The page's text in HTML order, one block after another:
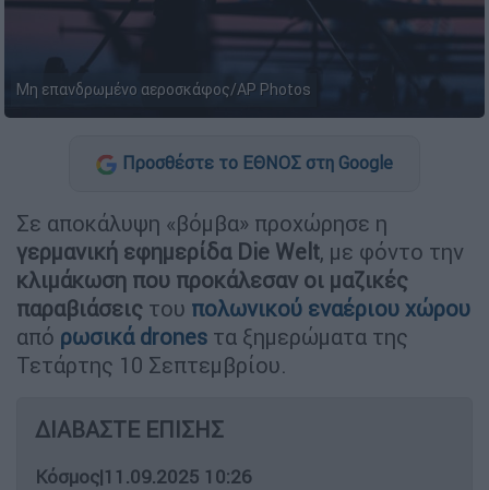
Μη επανδρωμένο αεροσκάφος/AP Photos
Προσθέστε το ΕΘΝΟΣ στη Google
Σε αποκάλυψη «βόμβα» προχώρησε η
γερμανική εφημερίδα Die Welt, με φόντο την
κλιμάκωση που προκάλεσαν οι μαζικές
παραβιάσεις του πολωνικού εναέριου χώρου
από ρωσικά drones τα ξημερώματα της
Τετάρτης 10 Σεπτεμβρίου.
ΔΙΑΒΑΣΤΕ ΕΠΙΣΗΣ
Κόσμος|11.09.2025 10:26